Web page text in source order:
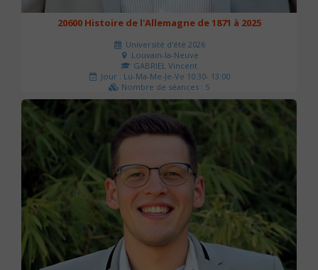
20600 Histoire de l'Allemagne de 1871 à 2025
Université d'été 2026
Louvain-la-Neuve
GABRIEL Vincent
Jour : Lu-Ma-Me-Je-Ve 10:30- 13:00
Nombre de séances : 5
120 €